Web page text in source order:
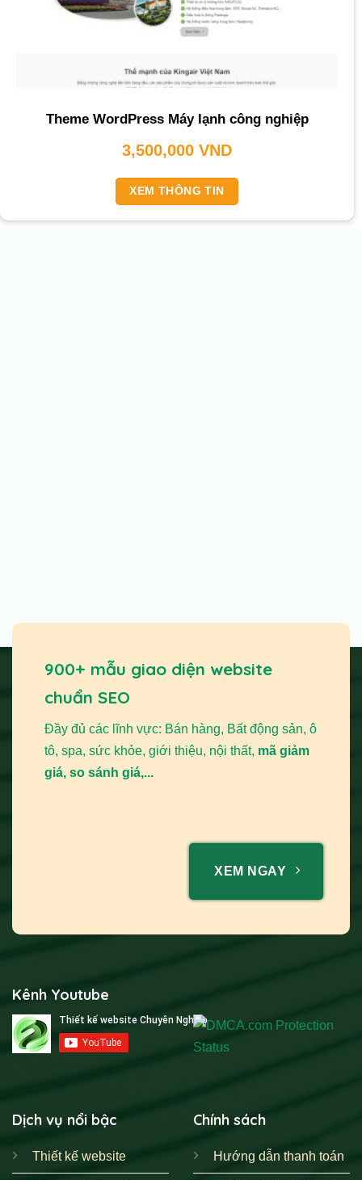
Theme WordPress Máy lạnh công nghiệp
3,500,000 VND
XEM THÔNG TIN
900+ mẫu giao diện website
chuẩn SEO
Đầy đủ các lĩnh vực: Bán hàng, Bất động sản, ô
tô, spa, sức khỏe, giới thiệu, nội thất, mã giảm
giá, so sánh giá,...
XEM NGAY
Kênh Youtube
Dịch vụ nổi bậc
Thiết kế website
Chính sách
Hướng dẫn thanh toán